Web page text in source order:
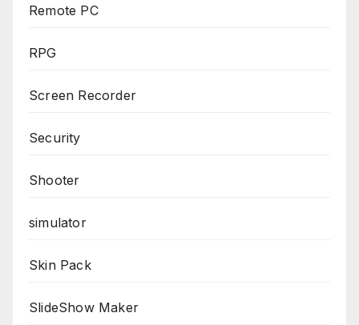
Remote PC
RPG
Screen Recorder
Security
Shooter
simulator
Skin Pack
SlideShow Maker